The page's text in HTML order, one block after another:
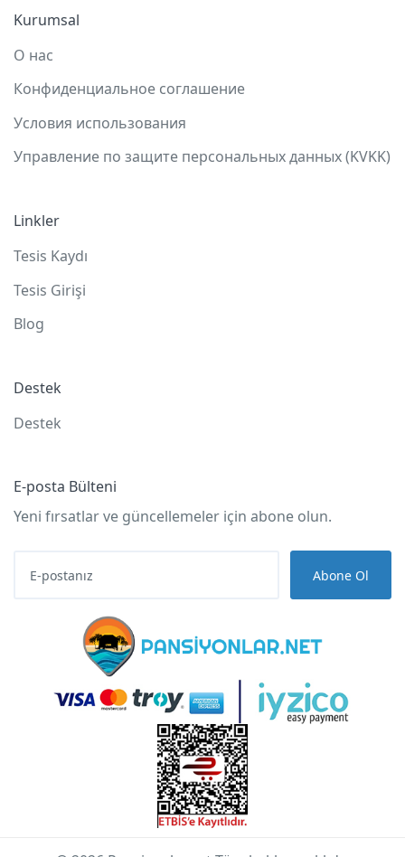
Kurumsal
О нас
Конфиденциальное соглашение
Условия использования
Управление по защите персональных данных (KVKK)
Linkler
Tesis Kaydı
Tesis Girişi
Blog
Destek
Destek
E-posta Bülteni
Yeni fırsatlar ve güncellemeler için abone olun.
Abone Ol